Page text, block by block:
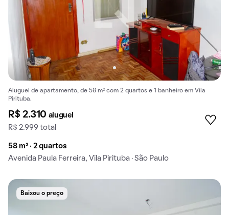
Aluguel de apartamento, de 58 m² com 2 quartos e 1 banheiro em Vila
Pirituba.
R$ 2.310 aluguel
R$ 2.999 total
58 m² · 2 quartos
Avenida Paula Ferreira, Vila Pirituba · São Paulo
Baixou o preço